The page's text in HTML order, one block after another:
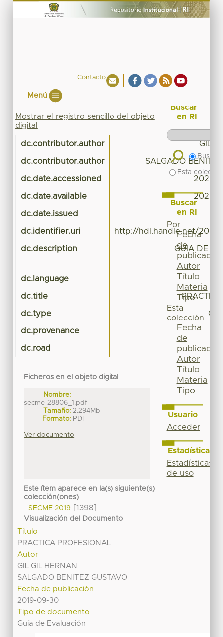
Contacto
Menú
Mostrar el registro sencillo del objeto
digital
dc.contributor.author GIL
dc.contributor.author SALGADO
dc.date.accessioned 2020-
dc.date.available 2020-
dc.date.issued
dc.identifier.uri http://hdl.handle.net/
dc.description GUIA DE
dc.language
dc.title
dc.type
dc.provenance
dc.road
Ficheros en el objeto digital
Nombre:
secme-28806_1.pdf
Tamaño: 2.294Mb
Formato: PDF
Ver documento
Este ítem aparece en la(s) siguiente(s)
colección(ones)
SECME 2019
[1398]
Visualización del Documento
Título
PRACTICA PROFESIONAL
Autor
GIL GIL HERNAN
SALGADO BENITEZ GUSTAVO
Fecha de publicación
2019-09-30
Tipo de documento
Guía de Evaluación
Buscar
en RI
Buscar
Esta
Buscar
en RI
Por
Fecha
de
publicación
Autor
Título
Materia
Tipo
Esta
colección
Fecha
de
publicación
Autor
Título
Materia
Tipo
Usuario
Acceder
Estadísticas
Estadísticas
de uso